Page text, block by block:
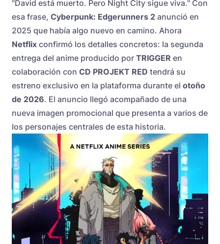
"David está muerto. Pero Night City sigue viva." Con
esa frase, Cyberpunk: Edgerunners 2 anunció en
2025 que había algo nuevo en camino. Ahora
Netflix confirmó los detalles concretos: la segunda
entrega del anime producido por TRIGGER en
colaboración con CD PROJEKT RED tendrá su
estreno exclusivo en la plataforma durante el otoño
de 2026. El anuncio llegó acompañado de una
nueva imagen promocional que presenta a varios de
los personajes centrales de esta historia.